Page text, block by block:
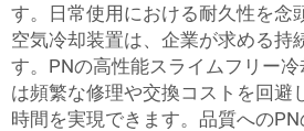
す。日常使用における耐久性を念
空気冷却装置は、企業が求める持
す。PNの高性能スライムフリー
は頻繁な修理や交換コストを回避
時間を実現できます。品質へのPN